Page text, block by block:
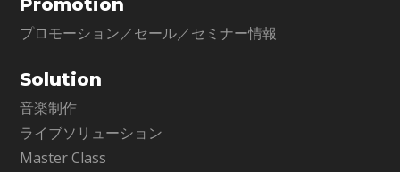
Promotion
プロモーション／セール／セミナー情報
Solution
音楽制作
ライブソリューション
Master Class